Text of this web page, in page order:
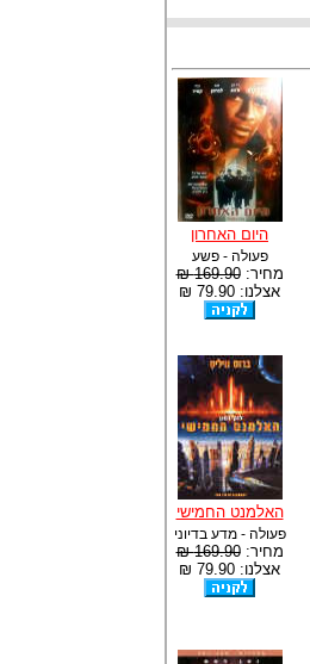
היום האחרון
פעולה - פשע
מחיר:169.90 ₪
אצלנו: 79.90 ₪
האלמנט החמישי
פעולה - מדע בדיוני
מחיר:169.90 ₪
אצלנו: 79.90 ₪